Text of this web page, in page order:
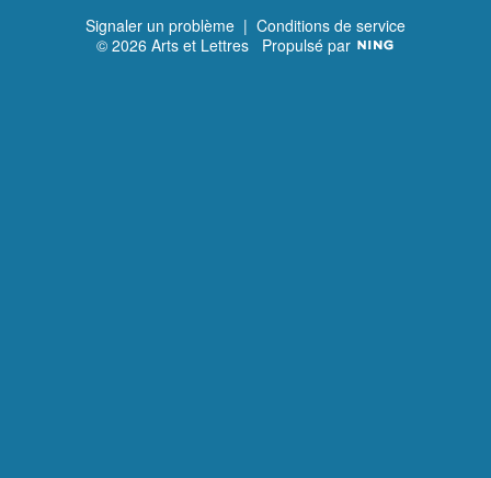
Signaler un problème | Conditions de service
© 2026 Arts et Lettres Propulsé par